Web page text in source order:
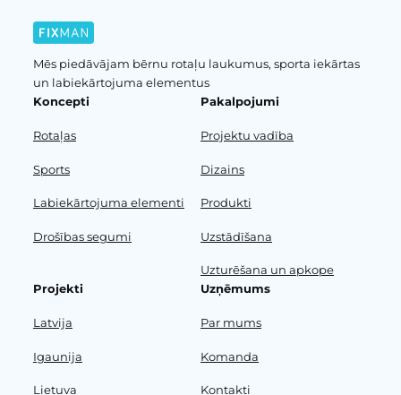
Mēs piedāvājam bērnu rotaļu laukumus, sporta iekārtas
un labiekārtojuma elementus
Koncepti
Rotaļas
Sports
Labiekārtojuma elementi
Drošības segumi
Pakalpojumi
Projektu vadība
Dizains
Produkti
Uzstādīšana
Uzturēšana un apkope
Projekti
Latvija
Igaunija
Lietuva
Uzņēmums
Par mums
Komanda
Kontakti